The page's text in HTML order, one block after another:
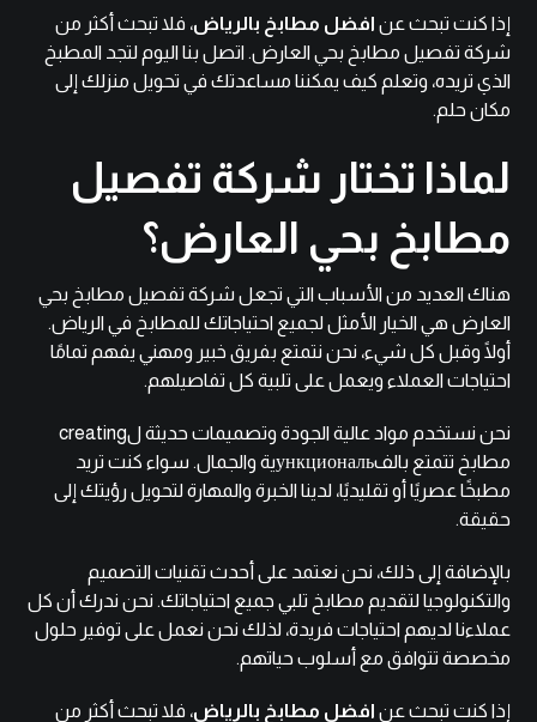
إذا كنت تبحث عن افضل مطابخ بالرياض، فلا تبحث أكثر من
شركة تفصيل مطابخ بحي العارض. اتصل بنا اليوم لتجد المطبخ
الذي تريده، وتعلم كيف يمكننا مساعدتك في تحويل منزلك إلى
مكان حلم.
لماذا تختار شركة تفصيل
مطابخ بحي العارض؟
هناك العديد من الأسباب التي تجعل شركة تفصيل مطابخ بحي
العارض هي الخيار الأمثل لجميع احتياجاتك للمطابخ في الرياض.
أولًا وقبل كل شيء، نحن نتمتع بفريق خبير ومهني يفهم تمامًا
احتياجات العملاء ويعمل على تلبية كل تفاصيلهم.
نحن نستخدم مواد عالية الجودة وتصميمات حديثة لcreating
مطابخ تتمتع بالفункциональية والجمال. سواء كنت تريد
مطبخًا عصريًا أو تقليديًا، لدينا الخبرة والمهارة لتحويل رؤيتك إلى
حقيقة.
بالإضافة إلى ذلك، نحن نعتمد على أحدث تقنيات التصميم
والتكنولوجيا لتقديم مطابخ تلبي جميع احتياجاتك. نحن ندرك أن كل
عملاءنا لديهم احتياجات فريدة، لذلك نحن نعمل على توفير حلول
مخصصة تتوافق مع أسلوب حياتهم.
إذا كنت تبحث عن افضل مطابخ بالرياض، فلا تبحث أكثر من